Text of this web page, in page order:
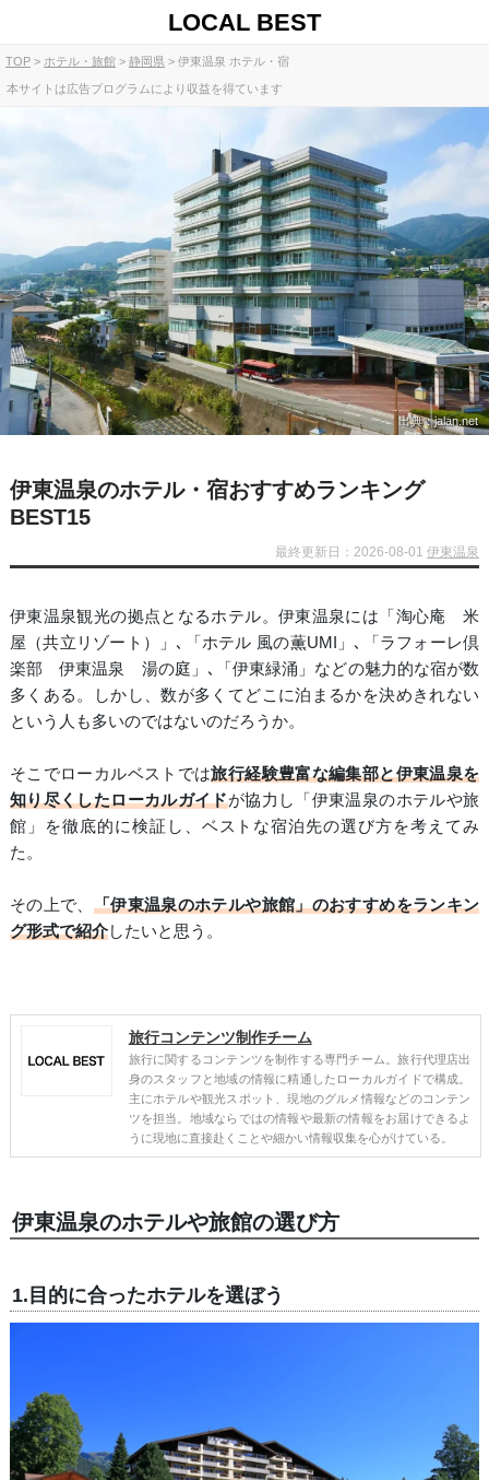
LOCAL BEST
TOP ホテル・旅館 静岡県 伊東温泉 ホテル・宿
本サイトは広告プログラムにより収益を得ています
出典：jalan.net
伊東温泉のホテル・宿おすすめランキング
BEST15
最終更新日：2026-08-01伊東温泉
伊東温泉観光の拠点となるホテル。伊東温泉には「淘心庵 米
屋（共立リゾート）」､「ホテル 風の薫UMI」､「ラフォーレ倶
楽部 伊東温泉 湯の庭」､「伊東緑涌」などの魅力的な宿が数
多くある。しかし、数が多くてどこに泊まるかを決めきれない
という人も多いのではないのだろうか。
そこでローカルベストでは旅行経験豊富な編集部と伊東温泉を
知り尽くしたローカルガイドが協力し「伊東温泉のホテルや旅
館」を徹底的に検証し、ベストな宿泊先の選び方を考えてみ
た。
その上で、 「伊東温泉のホテルや旅館」のおすすめをランキン
グ形式で紹介したいと思う。
旅行コンテンツ制作チーム
旅行に関するコンテンツを制作する専門チーム。旅行代理店出
身のスタッフと地域の情報に精通したローカルガイドで構成。
主にホテルや観光スポット、現地のグルメ情報などのコンテン
ツを担当。地域ならではの情報や最新の情報をお届けできるよ
うに現地に直接赴くことや細かい情報収集を心がけている。
伊東温泉のホテルや旅館の選び方
1.目的に合ったホテルを選ぼう